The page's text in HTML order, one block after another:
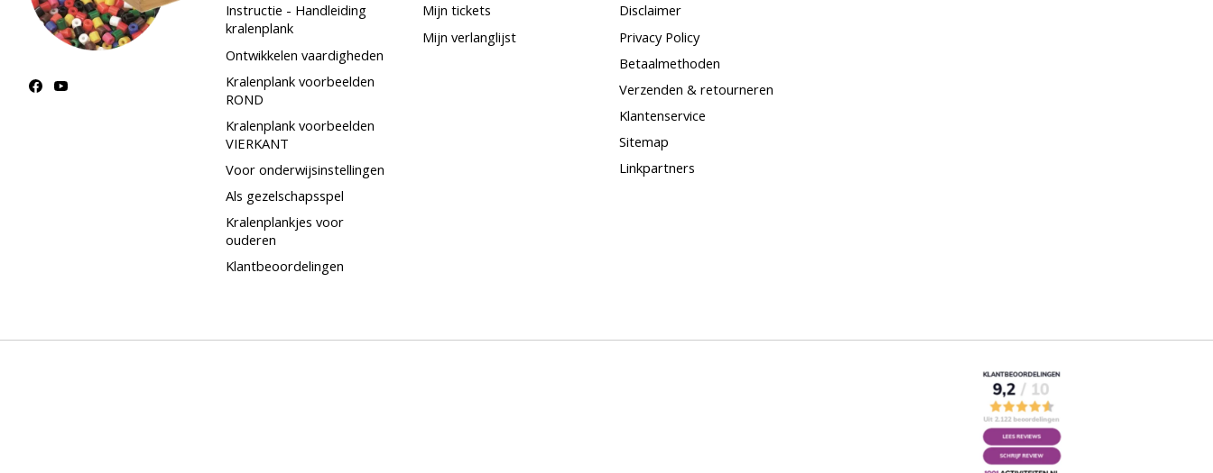
Instructie - Handleiding
kralenplank
Ontwikkelen vaardigheden
Kralenplank voorbeelden
ROND
Kralenplank voorbeelden
VIERKANT
Voor onderwijsinstellingen
Als gezelschapsspel
Kralenplankjes voor
ouderen
Klantbeoordelingen
Mijn tickets
Mijn verlanglijst
Disclaimer
Privacy Policy
Betaalmethoden
Verzenden & retourneren
Klantenservice
Sitemap
Linkpartners